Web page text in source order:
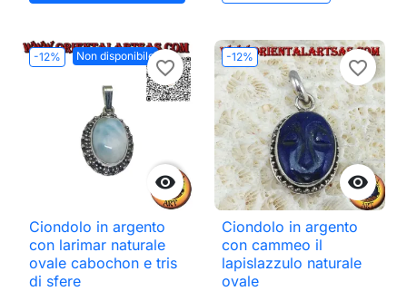
-12% Non disponibile

favorite_border
Ciondolo in argento
con larimar naturale
ovale cabochon e tris
di sfere
-12%

favorite_border
Ciondolo in argento
con cammeo il
lapislazzulo naturale
ovale